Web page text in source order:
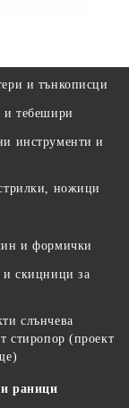
и тънкописци
и тебешири
инструменти и
ножици
и формички
и скицници за
слънчева
стиропор (проект
раници